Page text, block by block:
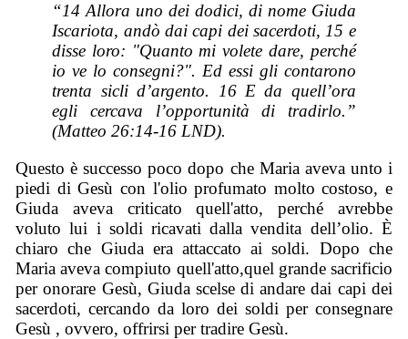
“14 Allora uno dei dodici, di nome Giuda
Iscariota, andò dai capi dei sacerdoti, 15 e
disse loro: "Quanto mi volete dare, perché
io ve lo consegni?". Ed essi gli contarono
trenta sicli d’argento. 16 E da quell’ora
egli cercava l’opportunità di tradirlo.”
(Matteo 26:14-16 LND).
Questo è successo poco dopo che Maria aveva unto i
piedi di Gesù con l'olio profumato molto costoso, e
Giuda aveva criticato quell'atto, perché avrebbe
voluto lui i soldi ricavati dalla vendita dell’olio. È
chiaro che Giuda era attaccato ai soldi. Dopo che
Maria aveva compiuto quell'atto,quel grande sacrificio
per onorare Gesù, Giuda scelse di andare dai capi dei
sacerdoti, cercando da loro dei soldi per consegnare
Gesù , ovvero, offrirsi per tradire Gesù.